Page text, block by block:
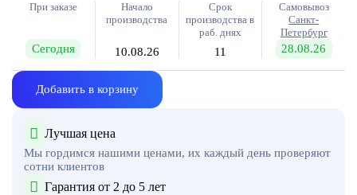
При заказе
Сегодня
Начало
производства
10.08.26
Срок
производства в
раб. днях
11
Самовывоз
Санкт-
Петербург
28.08.26
Добавить в корзину
Лучшая цена
Мы гордимся нашими ценами, их каждый день проверяют
сотни клиентов
Гарантия от 2 до 5 лет